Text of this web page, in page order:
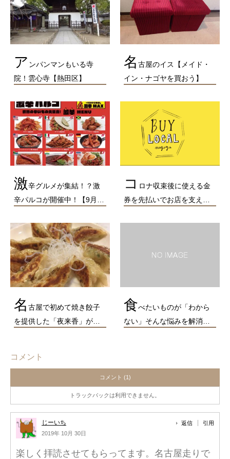
ア ンパンマンもいる寺
院！雲心寺【熱田区】
名 古屋のイス【メイド・
イン・ナゴヤを買おう】
激辛グルメが集結！？激
辛パルコが開催中！【9月…
コ ロナ収束後に使える金
券を先払いでお店を支え…
名 古屋で初めて焼き餃子
を提供した「夜来香」が…
食べたいものが「わから
ない」そんな悩みを解消…
コメント
コメント (1)
トラックバックは利用できません。
じーいち
2019年 10月 30日
返信 引用
楽しく拝読させてもらってます。名古屋走りで